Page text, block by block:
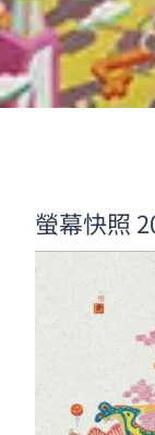
螢幕快照